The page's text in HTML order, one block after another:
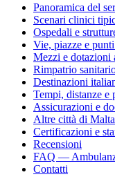
Panoramica del
Scenari clinici
Ospedali e
Vie, piazze e
Mezzi e dotazioni
Rimpatrio
Destinazioni
Tempi, distanze e
Assicurazioni e
Altre città di Malta
Certificazioni e
Recensioni
FAQ —
Contatti